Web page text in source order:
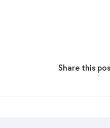
Share this